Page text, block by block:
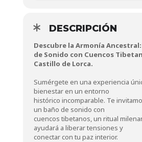
DESCRIPCIÓN
Descubre la Armonía
de Sonido con Cuencos
Castillo de Lorca.
Sumérgete en una experiencia
bienestar en un entorno
histórico incomparable. Te
un baño de sonido con
cuencos tibetanos, un ritual
ayudará a liberar tensiones y
conectar con tu paz interior.